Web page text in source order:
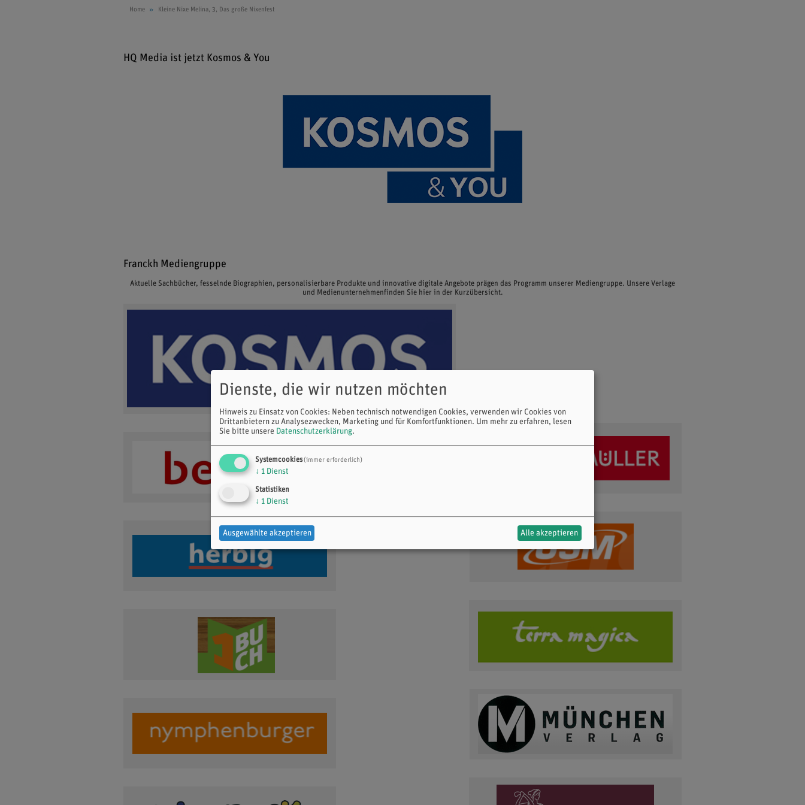
Home Kleine Nixe Melina, 3, Das große Nixenfest
HQ Media ist jetzt Kosmos & You
Franckh Mediengruppe
Aktuelle Sachbücher, fesselnde Biographien, personalisierbare Produkte und innovative digitale Angebote prägen das Programm unserer Mediengruppe. Unsere Verlage
und Medienunternehmenfinden Sie hier in der Kurzübersicht.
Dienste, die wir nutzen möchten
Hinweis zu Einsatz von Cookies: Neben technisch notwendigen Cookies, verwenden wir Cookies von
Drittanbietern zu Analysezwecken, Marketing und für Komfortfunktionen. Um mehr zu erfahren, lesen
Sie bitte unsere Datenschutzerklärung.
Systemcookies(immer erforderlich)
↓ 1 Dienst
Statistiken
↓ 1 Dienst
Ausgewählte akzeptieren Alle akzeptieren